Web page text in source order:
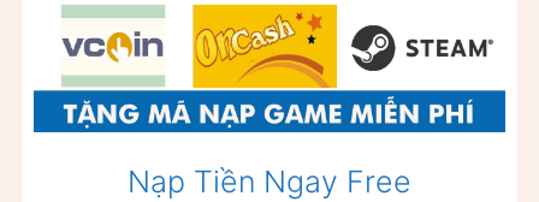
Nạp Tiền Ngay Free